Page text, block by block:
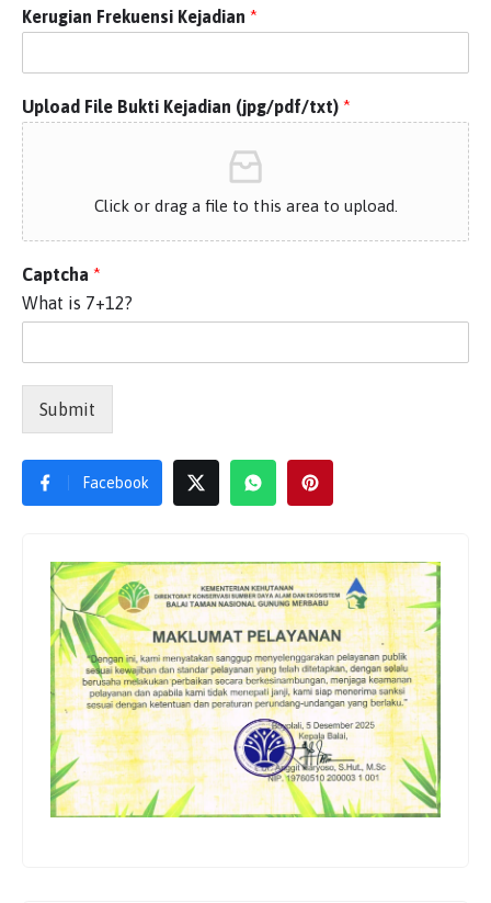
Kerugian Frekuensi Kejadian *
Upload File Bukti Kejadian (jpg/pdf/txt) *
Click or drag a file to this area to upload.
Captcha *
What is 7+12?
Submit
Facebook